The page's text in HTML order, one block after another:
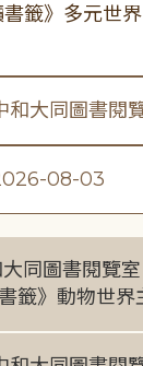
籤》多元世
和大同圖書閱
08-03
大同圖書閱覽室
書籤》動物世界